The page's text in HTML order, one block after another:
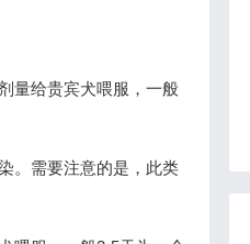
量给贵宾犬喂服，一般
。需要注意的是，此类